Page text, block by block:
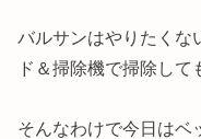
バルサンはやりたくな
ド＆掃除機で掃除して
そんなわけで今日はベ